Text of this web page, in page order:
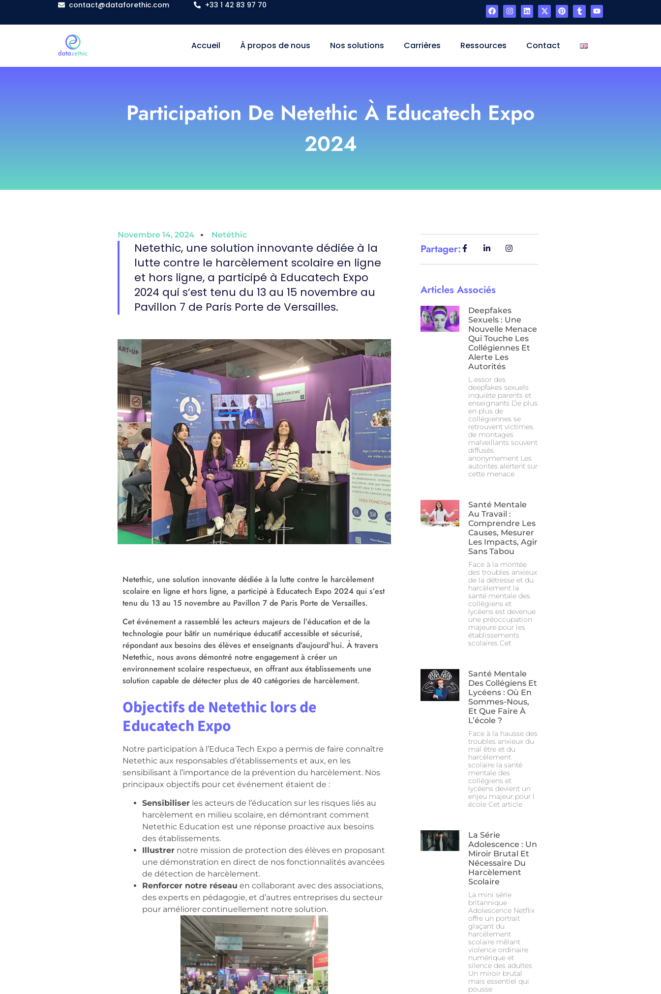
contact@dataforethic.com +33 1 42 83 97 70
Accueil À propos de nous Nos solutions Carrières Ressources Contact
Participation De Netethic À Educatech Expo
2024
Novembre 14, 2024 Netéthic
Netethic, une solution innovante dédiée à la
lutte contre le harcèlement scolaire en ligne
et hors ligne, a participé à Educatech Expo
2024 qui s’est tenu du 13 au 15 novembre au
Pavillon 7 de Paris Porte de Versailles.
Netethic, une solution innovante dédiée à la lutte contre le harcèlement
scolaire en ligne et hors ligne, a participé à Educatech Expo 2024 qui s’est
tenu du 13 au 15 novembre au Pavillon 7 de Paris Porte de Versailles.
Cet événement a rassemblé les acteurs majeurs de l’éducation et de la
technologie pour bâtir un numérique éducatif accessible et sécurisé,
répondant aux besoins des élèves et enseignants d’aujourd’hui. À travers
Netethic, nous avons démontré notre engagement à créer un
environnement scolaire respectueux, en offrant aux établissements une
solution capable de détecter plus de 40 catégories de harcèlement.
Objectifs de Netethic lors de
Educatech Expo
Notre participation à l’Educa Tech Expo a permis de faireconnaître
Netethic aux responsables d’établissements et aux,en les
sensibilisant à l’importance de la prévention du harcèlement. Nos
principaux objectifs pourcet événement étaient de :
Sensibiliser les acteurs de l’éducation sur les risques liés au
harcèlement en milieu scolaire, en démontrant comment
Netethic Education est une réponse proactive aux besoins
des établissements.
Illustrer notre mission de protection des élèves en proposant
une démonstration en direct de nos fonctionnalités avancées
de détection de harcèlement.
Renforcer notre réseau en collaborant avec des associations,
des experts en pédagogie, et d’autres entreprises du secteur
pour améliorer continuellement notre solution.
Partager:
Articles Associés
Deepfakes
Sexuels : Une
Nouvelle Menace
Qui Touche Les
Collégiennes Et
Alerte Les
Autorités
L essor des
deepfakes sexuels
inquiète parents et
enseignants De plus
en plus de
collégiennes se
retrouvent victimes
de montages
malveillants souvent
diffusés
anonymement Les
autorités alertent sur
cette menace
Santé Mentale
Au Travail :
Comprendre Les
Causes, Mesurer
Les Impacts, Agir
Sans Tabou
Face à la montée
des troubles anxieux
de la détresse et du
harcèlement la
santé mentale des
collégiens et
lycéens est devenue
une préoccupation
majeure pour les
établissements
scolaires Cet
Santé Mentale
Des Collégiens Et
Lycéens : Où En
Sommes-Nous,
Et Que Faire À
L’école ?
Face à la hausse des
troubles anxieux du
mal être et du
harcèlement
scolaire la santé
mentale des
collégiens et
lycéens devient un
enjeu majeur pour l
école Cet article
La Série
Adolescence : Un
Miroir Brutal Et
Nécessaire Du
Harcèlement
Scolaire
La mini série
britannique
Adolescence Netflix
offre un portrait
glaçant du
harcèlement
scolaire mêlant
violence ordinaire
numérique et
silence des adultes
Un miroir brutal
mais essentiel qui
pousse